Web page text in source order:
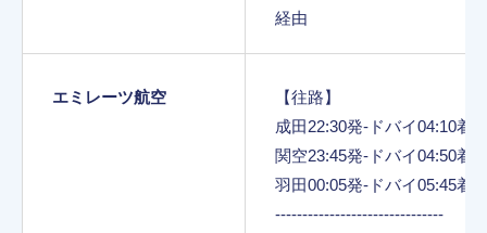
経由
エミレーツ航空
【往路】
成田22:30発-ドバイ04:10着
関空23:45発-ドバイ04:50着
羽田00:05発-ドバイ05:45着
-------------------------------